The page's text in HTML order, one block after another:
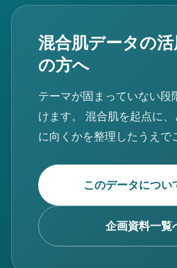
混合肌データの
の方へ
テーマが固まっていない段
けます。 混合肌を起点に
に向くかを整理したうえで
このデータについ
企画資料一覧